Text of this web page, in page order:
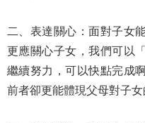
二、表達關心：面對子女
更應關心子女，我們可以
繼續努力，可以快點完成
前者卻更能體現父母對子